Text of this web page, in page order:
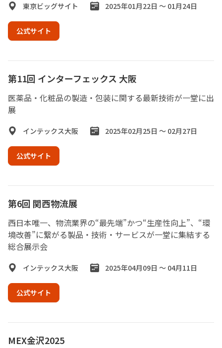
東京ビッグサイト 2025年01月22日 ～ 01月24日
公式サイト
第11回 インターフェックス 大阪
医薬品・化粧品の製造・包装に関する最新技術が一堂に出
展
インテックス大阪 2025年02月25日 ～ 02月27日
公式サイト
第6回 関西物流展
西日本唯一、物流業界の“最先端”かつ“生産性向上”、“環
境改善”に繋がる製品・技術・サービスが一堂に集結する
総合展示会
インテックス大阪 2025年04月09日 ～ 04月11日
公式サイト
MEX金沢2025